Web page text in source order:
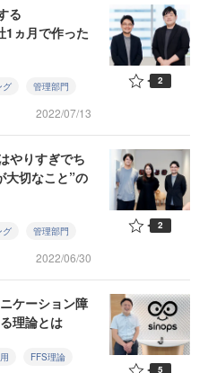
る
ヵ月で作った
グ 管理部門
2022/07/13
2
やりすぎでち
切なこと”の
グ 管理部門
2022/06/30
2
ケーション障
理論とは
FFS理論
5